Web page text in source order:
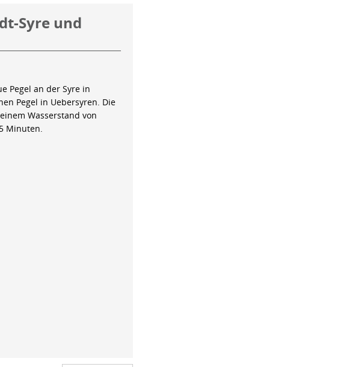
Syre und
Pegel an der Syre in
Pegel in Uebersyren. Die
Wasserstand von
Minuten.